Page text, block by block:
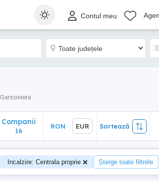
Contul meu
Garsoniera
RON EUR Sortează
Companii
16
RON EUR Sortează
Incalzire: Centrala proprie Șterge toate filtrele